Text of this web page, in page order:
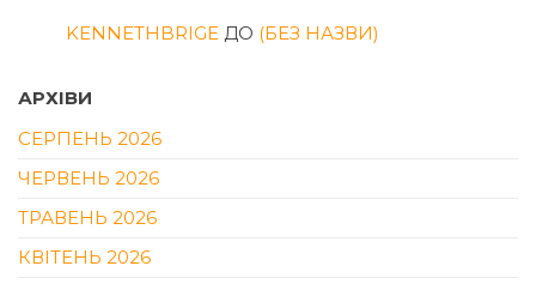
KENNETHBRIGE ДО (БЕЗ НАЗВИ)
АРХІВИ
СЕРПЕНЬ 2026
ЧЕРВЕНЬ 2026
ТРАВЕНЬ 2026
КВІТЕНЬ 2026